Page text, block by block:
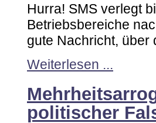
Hurra! SMS verlegt
Betriebsbereiche
gute Nachricht, über
Weiterlesen ...
politischer